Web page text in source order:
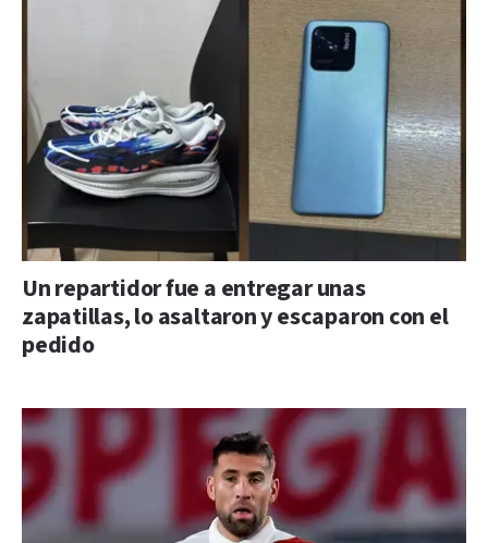
Un repartidor fue a entregar unas
zapatillas, lo asaltaron y escaparon con el
pedido